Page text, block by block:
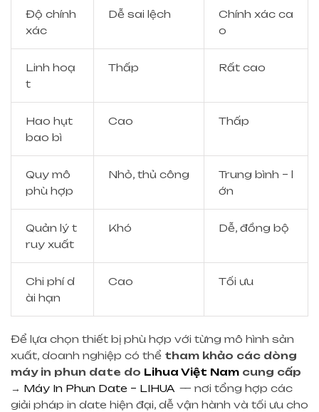
Độ chính
xác
Dễ sai lệch
Chính xác ca
o
Linh hoạ
t
Thấp Rất cao
Hao hụt
bao bì
Cao Thấp
Quy mô
phù hợp
Nhỏ, thủ công
Trung bình – l
ớn
Quản lý t
ruy xuất
Khó Dễ, đồng bộ
Chi phí d
ài hạn
Cao Tối ưu
Để lựa chọn thiết bị phù hợp với từng mô hình sản
xuất, doanh nghiệp có thể tham khảo các dòng
máy in phun date do Lihua Việt Nam cung cấp
→ Máy In Phun Date – LIHUA— nơi tổng hợp các
giải pháp in date hiện đại, dễ vận hành và tối ưu cho